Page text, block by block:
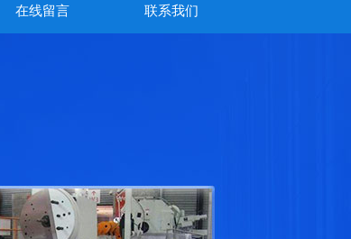
在线留言 联系我们